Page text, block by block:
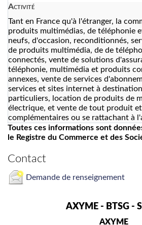
Activité
Tant en France qu'à l'étranger, la
produits multimédias, de téléphonie
neufs, d'occasion, reconditionnés,
de produits multimédia, de de
connectés, vente de solutions
téléphonie, multimédia et produits
annexes, vente de services
services et sites internet à
particuliers, location de produits de
électrique, et vente de tout produit et
complémentaires ou se rattachant à
Toutes ces informations sont
le Registre du Commerce et des
Contact
Demande de renseignement
AXYME - BTSG -
AXYME